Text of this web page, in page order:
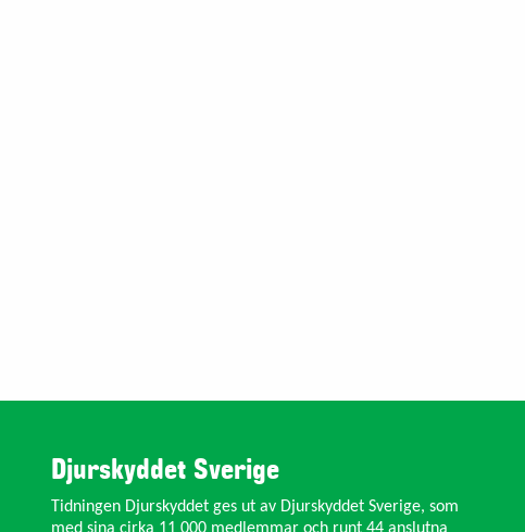
Djurskyddet Sverige
Tidningen Djurskyddet ges ut av Djurskyddet Sverige, som